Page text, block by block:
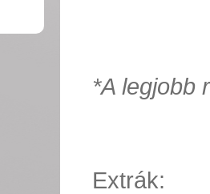
*A legjobb
Extrák: